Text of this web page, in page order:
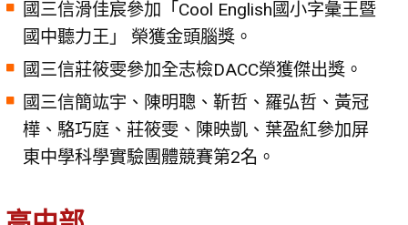
國三信滑佳宸參加「Cool English國小字彙王暨
國中聽力王」 榮獲金頭腦獎。
國三信莊筱雯參加全志檢DACC榮獲傑出獎。
國三信簡竑宇、陳明聰、靳哲、羅弘哲、黃冠
樺、駱巧庭、莊筱雯、陳映凱、葉盈紅參加屏
東中學科學實驗團體競賽第2名。